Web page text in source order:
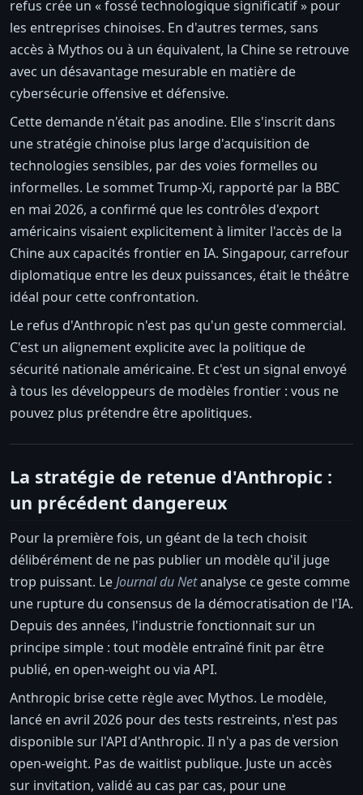
refus crée un « fossé technologique significatif » pour
les entreprises chinoises. En d'autres termes, sans
accès à Mythos ou à un équivalent, la Chine se retrouve
avec un désavantage mesurable en matière de
cybersécurie offensive et défensive.
Cette demande n'était pas anodine. Elle s'inscrit dans
une stratégie chinoise plus large d'acquisition de
technologies sensibles, par des voies formelles ou
informelles. Le sommet Trump-Xi, rapporté par la BBC
en mai 2026, a confirmé que les contrôles d'export
américains visaient explicitement à limiter l'accès de la
Chine aux capacités frontier en IA. Singapour, carrefour
diplomatique entre les deux puissances, était le théâtre
idéal pour cette confrontation.
Le refus d'Anthropic n'est pas qu'un geste commercial.
C'est un alignement explicite avec la politique de
sécurité nationale américaine. Et c'est un signal envoyé
à tous les développeurs de modèles frontier : vous ne
pouvez plus prétendre être apolitiques.
La stratégie de retenue d'Anthropic :
un précédent dangereux
Pour la première fois, un géant de la tech choisit
délibérément de ne pas publier un modèle qu'il juge
trop puissant. LeJournal du Netanalyse ce geste comme
une rupture du consensus de la démocratisation de l'IA.
Depuis des années, l'industrie fonctionnait sur un
principe simple : tout modèle entraîné finit par être
publié, en open-weight ou via API.
Anthropic brise cette règle avec Mythos. Le modèle,
lancé en avril 2026 pour des tests restreints, n'est pas
disponible sur l'API d'Anthropic. Il n'y a pas de version
open-weight. Pas de waitlist publique. Juste un accès
sur invitation, validé au cas par cas, pour une